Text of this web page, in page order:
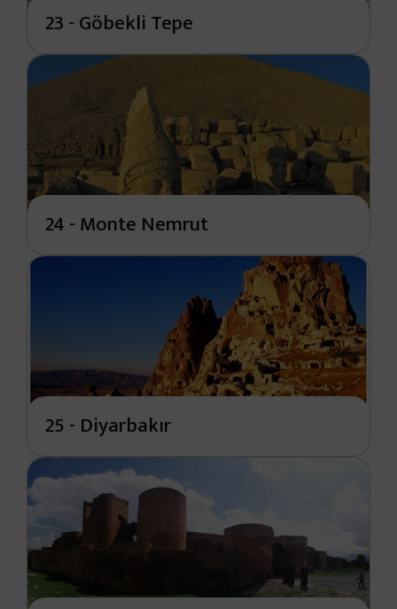
23 - Göbekli Tepe
24 - Monte Nemrut
25 - Diyarbakır